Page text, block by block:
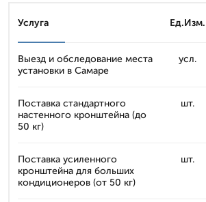
Услуга Ед.Изм.
Выезд и обследование места
установки в Самаре
усл.
Поставка стандартного
настенного кронштейна (до
50 кг)
шт.
Поставка усиленного
кронштейна для больших
кондиционеров (от 50 кг)
шт.